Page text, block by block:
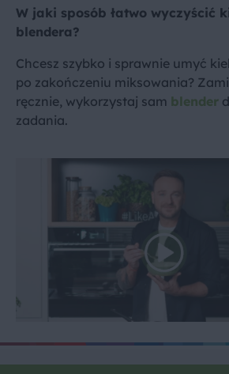
W jaki sposób łatwo wyczyścić
blendera?
Chcesz szybko i sprawnie umyć
po zakończeniu miksowania?
ręcznie, wykorzystaj sam blender
zadania.